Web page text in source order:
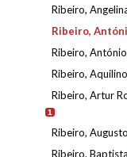
Ribeiro,
Ribeiro,
Ribeiro,
Ribeiro, Aquilino
Ribeiro, Artur
1
Ribeiro, Augusto
Ribeiro, Baptista